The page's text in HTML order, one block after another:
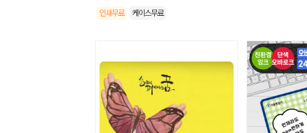
인쇄무료 케이스무료